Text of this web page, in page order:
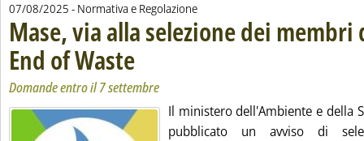
07/08/2025 - Normativa e Regolazione
Mase, via alla selezione dei membri
End of Waste
Domande entro il 7 settembre
Il ministero dell'Ambiente e della
pubblicato un avviso di